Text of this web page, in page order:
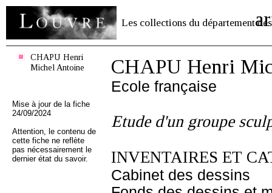
Les collections du département des
CHAPU Henri
Michel Antoine
Mise à jour de la fiche
24/09/2024
Attention, le contenu de
cette fiche ne reflète
pas nécessairement le
dernier état du savoir.
CHAPU Henri
Ecole française
Etude d'un groupe
INVENTAIRES ET
Cabinet des dessins